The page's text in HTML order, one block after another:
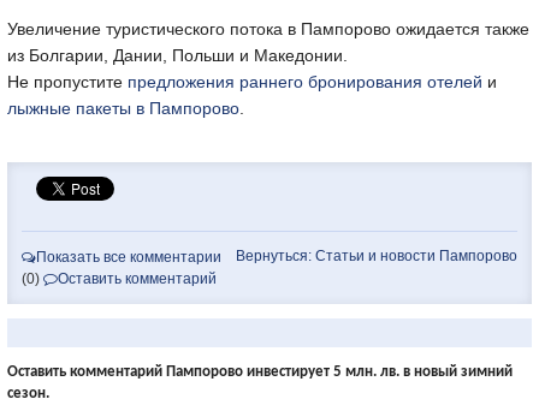
Увеличение туристического потока в Пампорово ожидается также
из Болгарии, Дании, Польши и Македонии.
Не пропустите предложения раннего бронирования отелей и
лыжные пакеты в Пампорово
Вернуться: Статьи и новости Пампорово
Показать все комментарии
(0)
Оставить комментарий
Оставить комментарий Пампорово инвестирует 5 млн. лв. в новый зимний
сезон.